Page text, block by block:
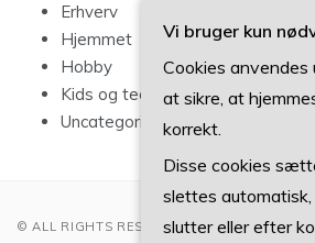
Erhverv
Hjemmet
Hobby
Kids og teens
Uncategorized
© ALL RIGHTS RESERVED 2022
Vi bruger kun
Cookies anvendes
at sikre, at
korrekt.
Disse cookies
slettes automatisk,
slutter eller efter